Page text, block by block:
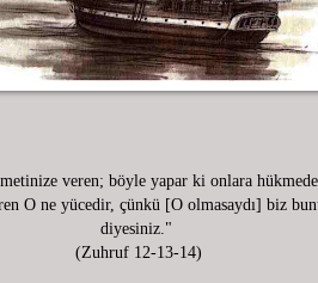
veren; böyle yapar ki onlara
O ne yücedir, çünkü [O olmasaydı] biz
diyesiniz."
(Zuhruf 12-13-14)